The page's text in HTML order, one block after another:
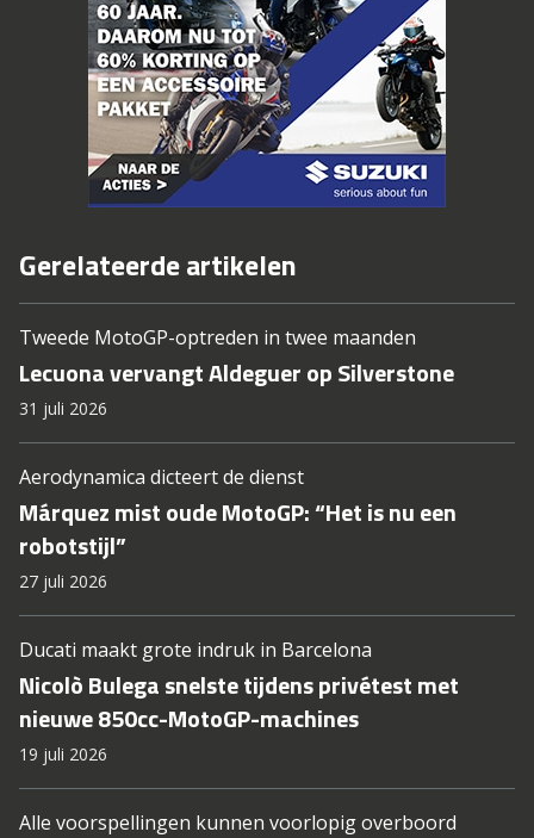
Gerelateerde artikelen
Tweede MotoGP-optreden in twee maanden
Lecuona vervangt Aldeguer op Silverstone
31 juli 2026
Aerodynamica dicteert de dienst
Márquez mist oude MotoGP: “Het is nu een
robotstijl”
27 juli 2026
Ducati maakt grote indruk in Barcelona
Nicolò Bulega snelste tijdens privétest met
nieuwe 850cc-MotoGP-machines
19 juli 2026
Alle voorspellingen kunnen voorlopig overboord